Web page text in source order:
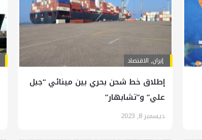
إيران, الاقتصاد
إطلاق خط شحن بحري بين مينائي “جبل
علي” و”تشابهار”
ديسمبر 8, 2023